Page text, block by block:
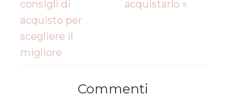
consigli di
acquisto per
scegliere il
migliore
acquistarlo »
Commenti